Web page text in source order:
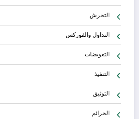
التحرش
التداول والفوركس
التعويضات
التنفيذ
التوثيق
الجرائم